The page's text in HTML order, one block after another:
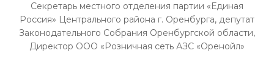
Секретарь местного отделения партии «Единая
Россия» Центрального района г. Оренбурга, депутат
Законодательного Собрания Оренбургской области,
Директор ООО «Розничная сеть АЗС «Оренойл»